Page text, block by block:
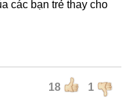
các bạn trẻ thay cho
18 1